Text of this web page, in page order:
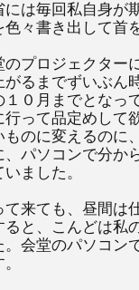
には毎回私自身が
々書き出して首
プロジェクター
がるまでずいぶん
０月までとなっ
行って品定めして
のに変えるのに
、パソコンで分か
ました。
て来ても、昼間は
ると、こんどは私
。会堂のパソコン